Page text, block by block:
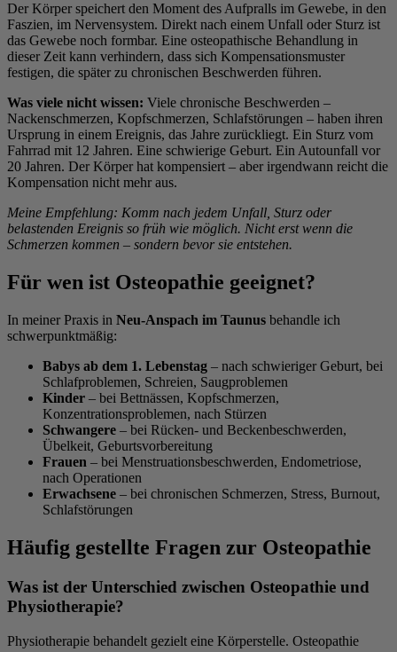
Der Körper speichert den Moment des Aufpralls im Gewebe, in den
Faszien, im Nervensystem. Direkt nach einem Unfall oder Sturz ist
das Gewebe noch formbar. Eine osteopathische Behandlung in
dieser Zeit kann verhindern, dass sich Kompensationsmuster
festigen, die später zu chronischen Beschwerden führen.
Was viele nicht wissen: Viele chronische Beschwerden –
Nackenschmerzen, Kopfschmerzen, Schlafstörungen – haben ihren
Ursprung in einem Ereignis, das Jahre zurückliegt. Ein Sturz vom
Fahrrad mit 12 Jahren. Eine schwierige Geburt. Ein Autounfall vor
20 Jahren. Der Körper hat kompensiert – aber irgendwann reicht die
Kompensation nicht mehr aus.
Meine Empfehlung: Komm nach jedem Unfall, Sturz oder
belastenden Ereignis so früh wie möglich. Nicht erst wenn die
Schmerzen kommen – sondern bevor sie entstehen.
Für wen ist Osteopathie geeignet?
In meiner Praxis in Neu-Anspach im Taunus behandle ich
schwerpunktmäßig:
Babys ab dem 1. Lebenstag – nach schwieriger Geburt, bei
Schlafproblemen, Schreien, Saugproblemen
Kinder – bei Bettnässen, Kopfschmerzen,
Konzentrationsproblemen, nach Stürzen
Schwangere – bei Rücken- und Beckenbeschwerden,
Übelkeit, Geburtsvorbereitung
Frauen – bei Menstruationsbeschwerden, Endometriose,
nach Operationen
Erwachsene – bei chronischen Schmerzen, Stress, Burnout,
Schlafstörungen
Häufig gestellte Fragen zur Osteopathie
Was ist der Unterschied zwischen Osteopathie und
Physiotherapie?
Physiotherapie behandelt gezielt eine Körperstelle. Osteopathie